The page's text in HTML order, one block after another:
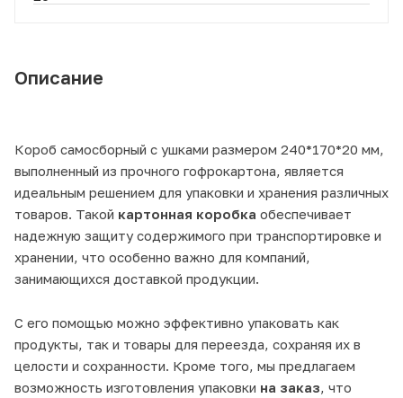
Описание
Короб самосборный с ушками размером 240*170*20 мм,
выполненный из прочного гофрокартона, является
идеальным решением для упаковки и хранения различных
товаров. Такой картонная коробка обеспечивает
надежную защиту содержимого при транспортировке и
хранении, что особенно важно для компаний,
занимающихся доставкой продукции.
С его помощью можно эффективно упаковать как
продукты, так и товары для переезда, сохраняя их в
целости и сохранности. Кроме того, мы предлагаем
возможность изготовления упаковки на заказ , что